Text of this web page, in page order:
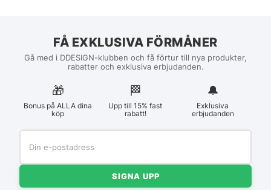
FÅ EXKLUSIVA FÖRMÅNER
Gå med i DDESIGN-klubben och få förtur till nya produkter,
rabatter och exklusiva erbjudanden.
🎁
Bonus på ALLA dina
köp
🏁︎
Upp till 15% fast
rabatt!
🔔
Exklusiva
erbjudanden
SIGNA UPP